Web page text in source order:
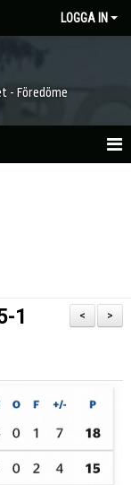
LOGGA IN
- Föredöme
>
<
1